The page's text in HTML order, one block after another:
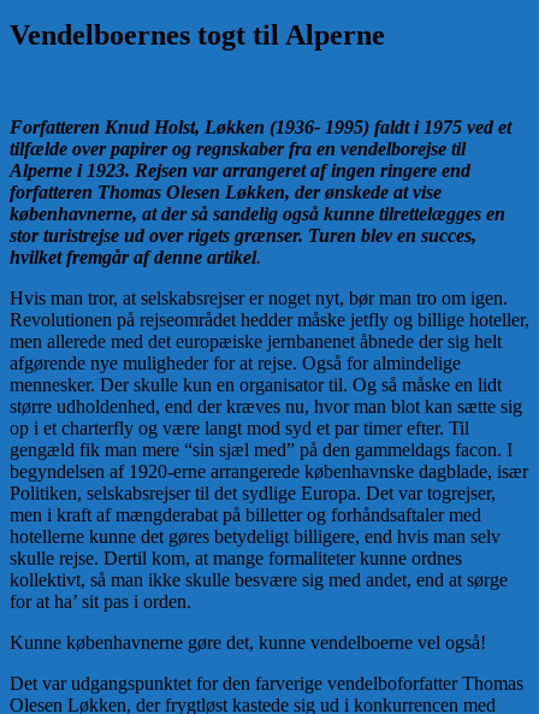
Vendelboernes togt til Alperne
Forfatteren Knud Holst, Løkken (1936- 1995) faldt i 1975 ved et
tilfælde over papirer og regnskaber fra en vendelborejse til
Alperne i 1923. Rejsen var arrangeret af ingen ringere end
forfatteren Thomas Olesen Løkken, der ønskede at vise
københavnerne, at der så sandelig også kunne tilrettelægges en
stor turistrejse ud over rigets grænser. Turen blev en succes,
hvilket fremgår af denne artikel.
Hvis man tror, at selskabsrejser er noget nyt, bør man tro om igen.
Revolutionen på rejseområdet hedder måske jetfly og billige hoteller,
men allerede med det europæiske jernbanenet åbnede der sig helt
afgørende nye muligheder for at rejse. Også for almindelige
mennesker. Der skulle kun en organisator til. Og så måske en lidt
større udholdenhed, end der kræves nu, hvor man blot kan sætte sig
op i et charterfly og være langt mod syd et par timer efter. Til
gengæld fik man mere “sin sjæl med” på den gammeldags facon. I
begyndelsen af 1920-erne arrangerede københavnske dagblade, især
Politiken, selskabsrejser til det sydlige Europa. Det var togrejser,
men i kraft af mængderabat på billetter og forhåndsaftaler med
hotellerne kunne det gøres betydeligt billigere, end hvis man selv
skulle rejse. Dertil kom, at mange formaliteter kunne ordnes
kollektivt, så man ikke skulle besvære sig med andet, end at sørge
for at ha’ sit pas i orden.
Kunne københavnerne gøre det, kunne vendelboerne vel også!
Det var udgangspunktet for den farverige vendelboforfatter Thomas
Olesen Løkken, der frygtløst kastede sig ud i konkurrencen med